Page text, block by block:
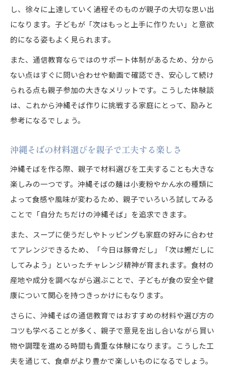
し、徐々に上達していく過程そのものが親子の大切な思い出
になります。子どもが「次はもっと上手に作りたい」と意欲
的になる姿もよく見られます。
また、通信教育ならではのサポート体制があるため、分から
ない点はすぐに問い合わせや動画で確認でき、安心して続け
られる点も親子参加の大きなメリットです。こうした体験談
は、これから沖縄そば作りに挑戦する家庭にとって、励みと
参考になるでしょう。
沖縄そばの材料選びを親子で工夫する楽しさ
沖縄そばを作る際、親子で材料選びを工夫することも大きな
楽しみの一つです。沖縄そばの麺は小麦粉やかん水の種類に
よって食感や風味が変わるため、親子でいろいろ試してみる
ことで「自分たちだけの沖縄そば」を追求できます。
また、スープに使うだしやトッピングも家庭の好みに合わせ
てアレンジできるため、「今日は豚骨だし」「次は鰹だしに
してみよう」といったチャレンジ精神が育まれます。食材の
産地や成分を調べながら選ぶことで、子どもが食の安全や健
康について関心を持つきっかけにもなります。
さらに、沖縄そばの通信教育ではおすすめの材料や選び方の
コツも学べることが多く、親子で意見を出し合いながら買い
物や調理を進める時間も貴重な体験になります。こうした工
夫を通じて、食卓がより豊かで楽しいものになるでしょう。